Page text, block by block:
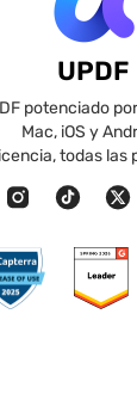
UPDF
potenciado
Mac, iOS y
todas las